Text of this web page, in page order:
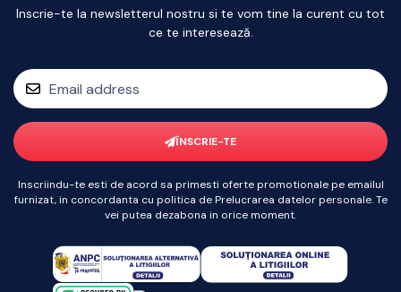
Inscrie-te la newsletterul nostru si te vom tine la curent cu tot
ce te interesează.
ÎNSCRIE-TE
Inscriindu-te esti de acord sa primesti oferte promotionale pe emailul
furnizat, in concordanta cu politica de Prelucrarea datelor personale. Te
vei putea dezabona in orice moment.